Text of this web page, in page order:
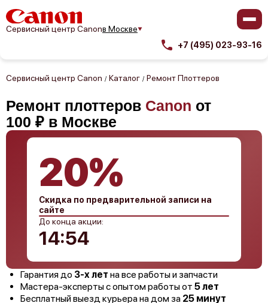
Сервисный центр Canonв Москве
+7 (495) 023-93-16
Сервисный центр Canon / Каталог / Ремонт Плоттеров
Ремонт плоттеров Canon от
100 ₽ в Москве
Гарантия до 3-х лет на все работы и запчасти
Мастера-эксперты с опытом работы от 5 лет
Бесплатный выезд курьера на дом за 25 минут
20%
Скидка по предварительной записи на
сайте
До конца акции:
14:53